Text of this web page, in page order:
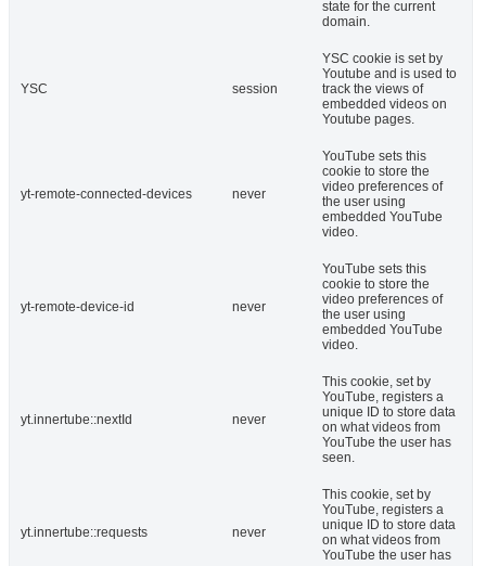
state for the current
domain.
YSC session
YSC cookie is set by
Youtube and is used to
track the views of
embedded videos on
Youtube pages.
yt-remote-connected-devices never
YouTube sets this
cookie to store the
video preferences of
the user using
embedded YouTube
video.
yt-remote-device-id never
YouTube sets this
cookie to store the
video preferences of
the user using
embedded YouTube
video.
yt.innertube::nextId never
This cookie, set by
YouTube, registers a
unique ID to store data
on what videos from
YouTube the user has
seen.
yt.innertube::requests never
This cookie, set by
YouTube, registers a
unique ID to store data
on what videos from
YouTube the user has